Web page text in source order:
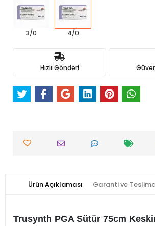
3/0 4/0
Hızlı Gönderi
Ürün Açıklaması Garanti ve
Trusynth PGA Sütür 75cm